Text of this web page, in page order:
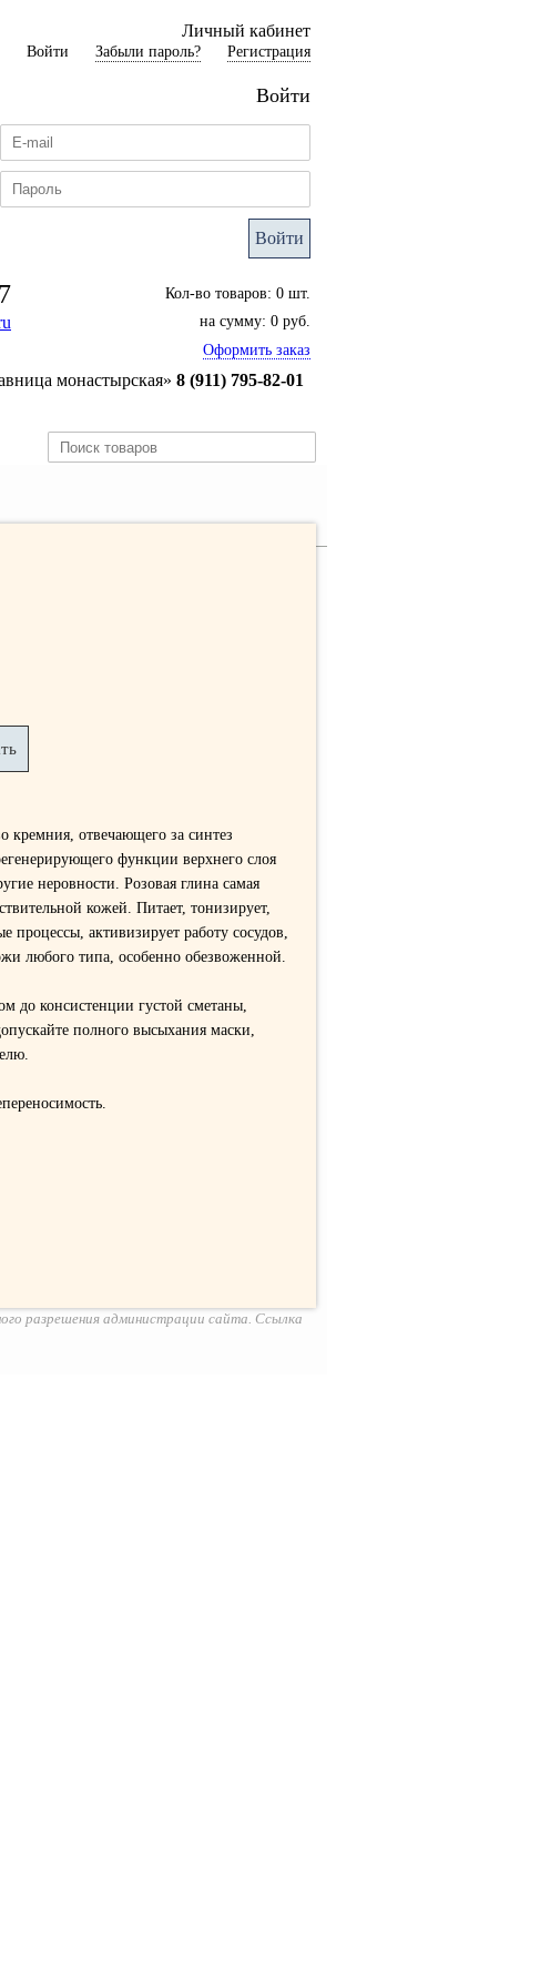
Личный кабинет
Войти Забыли пароль? Регистрация
Войти
Войти
Кол-во товаров: 0 шт.
на сумму: 0 руб.
Оформить заказ
монастырская» 8 (911) 795-82-01
кремния, отвечающего за синтез
функции верхнего слоя
неровности. Розовая глина самая
кожей. Питает, тонизирует,
активизирует работу сосудов,
любого типа, особенно обезвоженной.
до консистенции густой сметаны,
полного высыхания маски,
разрешения администрации сайта. Ссылка